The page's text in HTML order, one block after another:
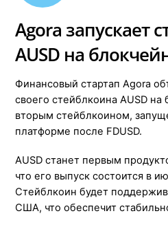
Agora запускает
AUSD на
Финансовый стартап Agora
своего стейблкоина AUSD на
вторым стейблкоином,
платформе после FDUSD.
AUSD станет первым
что его выпуск состоится в
Стейблкоин будет
США, что обеспечит